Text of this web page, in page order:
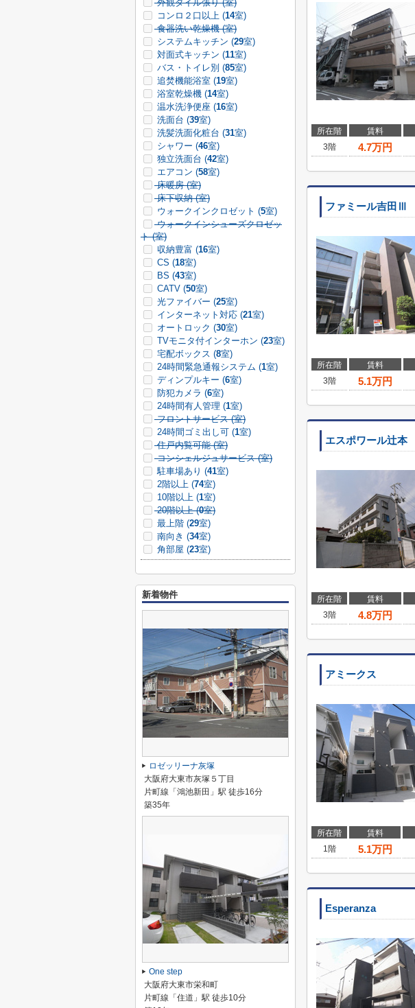
所在階 賃料
3階
4.7万円
ファミール吉田Ⅲ
所在階 賃料
3階
5.1万円
エスポワール辻本
所在階 賃料
3階
4.8万円
アミークス
所在階 賃料
1階
5.1万円
Esperanza
外観タイル張り (室)
コンロ２口以上 (14室)
食器洗い乾燥機 (室)
システムキッチン (29室)
対面式キッチン (11室)
バス・トイレ別 (85室)
追焚機能浴室 (19室)
浴室乾燥機 (14室)
温水洗浄便座 (16室)
洗面台 (39室)
洗髪洗面化粧台 (31室)
シャワー (46室)
独立洗面台 (42室)
エアコン (58室)
床暖房 (室)
床下収納 (室)
ウォークインクロゼット (5室)
ウォークインシューズクロゼッ
ト (室)
収納豊富 (16室)
CS (18室)
BS (43室)
CATV (50室)
光ファイバー (25室)
インターネット対応 (21室)
オートロック (30室)
TVモニタ付インターホン (23室)
宅配ボックス (8室)
24時間緊急通報システム (1室)
ディンプルキー (6室)
防犯カメラ (6室)
24時間有人管理 (1室)
フロントサービス (室)
24時間ゴミ出し可 (1室)
住戸内覧可能 (室)
コンシェルジュサービス (室)
駐車場あり (41室)
2階以上 (74室)
10階以上 (1室)
20階以上 (0室)
最上階 (29室)
南向き (34室)
角部屋 (23室)
新着物件
ロゼッリーナ灰塚
大阪府大東市灰塚５丁目
片町線「鴻池新田」駅 徒歩16分
築35年
One step
大阪府大東市栄和町
片町線「住道」駅 徒歩10分